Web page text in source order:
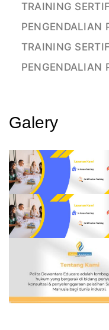
TRAINING
PENGENDALIAN
TRAINING
PENGENDALIAN
Galery